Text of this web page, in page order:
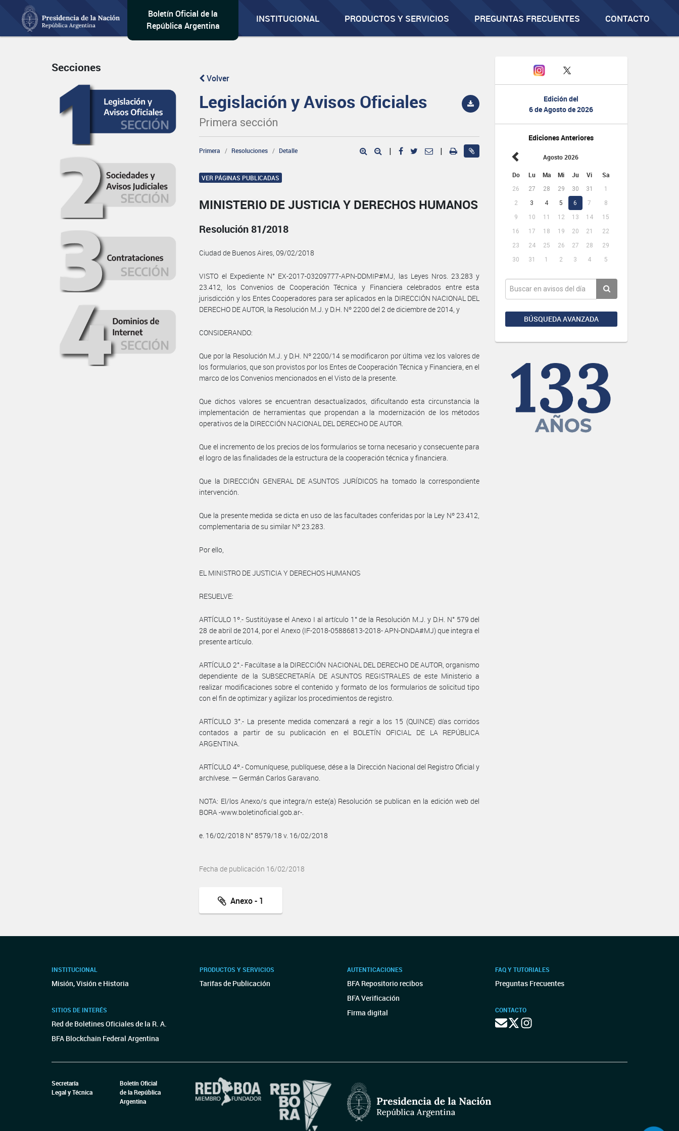
Boletín Oficial de la
República Argentina
INSTITUCIONAL PRODUCTOS Y SERVICIOS PREGUNTAS FRECUENTES CONTACTO
Edición del
6 de Agosto de 2026
Ediciones Anteriores
Agosto 2026
Do Lu Ma Mi Ju Vi Sa
26 27 28 29 30 31
1
2
3 4 5 6 7
8
9
10 11 12 13 14
15
16
17 18 19 20 21
22
23
24 25 26 27 28
29
30
31 1 2 3 4 5
BÚSQUEDA AVANZADA
Secciones
Volver
Legislación y Avisos Oficiales
Primera sección
Primera Resoluciones Detalle | |
VER PÁGINAS PUBLICADAS
MINISTERIO DE JUSTICIA Y DERECHOS HUMANOS
Resolución 81/2018
Ciudad de Buenos Aires, 09/02/2018
VISTO el Expediente N° EX-2017-03209777-APN-DDMIP#MJ, las Leyes Nros. 23.283 y
23.412, los Convenios de Cooperación Técnica y Financiera celebrados entre esta
jurisdicción y los Entes Cooperadores para ser aplicados en la DIRECCIÓN NACIONAL DEL
DERECHO DE AUTOR, la Resolución M.J. y D.H. Nº 2200 del 2 de diciembre de 2014, y
CONSIDERANDO:
Que por la Resolución M.J. y D.H. Nº 2200/14 se modificaron por última vez los valores de
los formularios, que son provistos por los Entes de Cooperación Técnica y Financiera, en el
marco de los Convenios mencionados en el Visto de la presente.
Que dichos valores se encuentran desactualizados, dificultando esta circunstancia la
implementación de herramientas que propendan a la modernización de los métodos
operativos de la DIRECCIÓN NACIONAL DEL DERECHO DE AUTOR.
Que el incremento de los precios de los formularios se torna necesario y consecuente para
el logro de las finalidades de la estructura de la cooperación técnica y financiera.
Que la DIRECCIÓN GENERAL DE ASUNTOS JURÍDICOS ha tomado la correspondiente
intervención.
Que la presente medida se dicta en uso de las facultades conferidas por la Ley Nº 23.412,
complementaria de su similar Nº 23.283.
Por ello,
EL MINISTRO DE JUSTICIA Y DERECHOS HUMANOS
RESUELVE:
ARTÍCULO 1º.- Sustitúyase el Anexo I al artículo 1° de la Resolución M.J. y D.H. N° 579 del
28 de abril de 2014, por el Anexo (IF-2018-05886813-2018- APN-DNDA#MJ) que integra el
presente artículo.
ARTÍCULO 2°.- Facúltase a la DIRECCIÓN NACIONAL DEL DERECHO DE AUTOR, organismo
dependiente de la SUBSECRETARÍA DE ASUNTOS REGISTRALES de este Ministerio a
realizar modificaciones sobre el contenido y formato de los formularios de solicitud tipo
con el fin de optimizar y agilizar los procedimientos de registro.
ARTÍCULO 3°.- La presente medida comenzará a regir a los 15 (QUINCE) días corridos
contados a partir de su publicación en el BOLETÍN OFICIAL DE LA REPÚBLICA
ARGENTINA.
ARTÍCULO 4º.- Comuníquese, publíquese, dése a la Dirección Nacional del Registro Oficial y
archívese. — Germán Carlos Garavano.
NOTA: El/los Anexo/s que integra/n este(a) Resolución se publican en la edición web del
BORA -www.boletinoficial.gob.ar-.
e. 16/02/2018 N° 8579/18 v. 16/02/2018
Fecha de publicación 16/02/2018
Anexo - 1
INSTITUCIONAL
Misión, Visión e Historia
SITIOS DE INTERÉS
Red de Boletines Oficiales de la R. A.
BFA Blockchain Federal Argentina
PRODUCTOS Y SERVICIOS
Tarifas de Publicación
AUTENTICACIONES
BFA Repositorio recibos
BFA Verificación
Firma digital
FAQ Y TUTORIALES
Preguntas Frecuentes
CONTACTO
Secretaría
Legal y Técnica
Boletín Oficial
de la República
Argentina